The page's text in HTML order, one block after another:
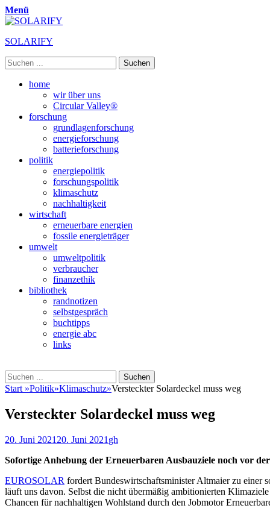
Menü
SOLARIFY
Suchen
nach:
Primäres
Zum
home
wir über uns
Circular Valley®
forschung
grundlagenforschung
energieforschung
batterieforschung
politik
energiepolitik
forschungspolitik
klimaschutz
nachhaltigkeit
wirtschaft
erneuerbare energien
fossile energieträger
umwelt
umweltpolitik
verbraucher
finanzethik
bibliothek
randnotizen
selbstgespräch
buchtipps
energie abc
links
Suchen
Suchen
nach:
Start »Politik»Klimaschutz»Versteckter Solardeckel muss weg
Versteckter Solardeckel muss weg
Veröffentlicht
20. Juni 2021 20. Juni 2021 Autor
gh
Sofortige Anhebung der Erneuerbaren Ausbauziele noch vor
EUROSOLAR fordert Bundeswirtschaftsminister Altmaier zu einer
läuft uns davon. Selbst die nicht übermäßig ambitionierten
Chancen für nachhaltigen Wohlstand durch den Jobmotor